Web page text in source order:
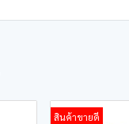
สินค้าขายดี